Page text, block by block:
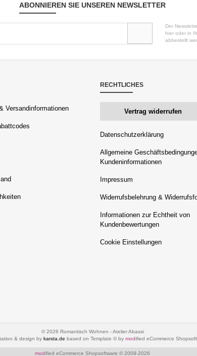
ABONNIEREN SIE UNSEREN NEWSLETTER
Der
hier oder in
abbestellt
Versandinformationen
RECHTLICHES
Vertrag widerrufen
Datenschutzerklärung
Allgemeine
Kundeninformationen
Impressum
Widerrufsbelehrung &
Informationen zur Echtheit von
Kundenbewertungen
Cookie Einstellungen
© 2026 Romantisch Wohnen - Atelier Abassi
& design by karsta.de based on Template © by modified eCommerce
modified eCommerce Shopsoftware © 2009-2026